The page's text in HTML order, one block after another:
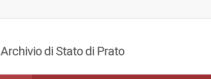
Archivio di Stato di Prato